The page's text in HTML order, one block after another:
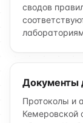
сводов
Документы
Протоколы и
Кемеровской